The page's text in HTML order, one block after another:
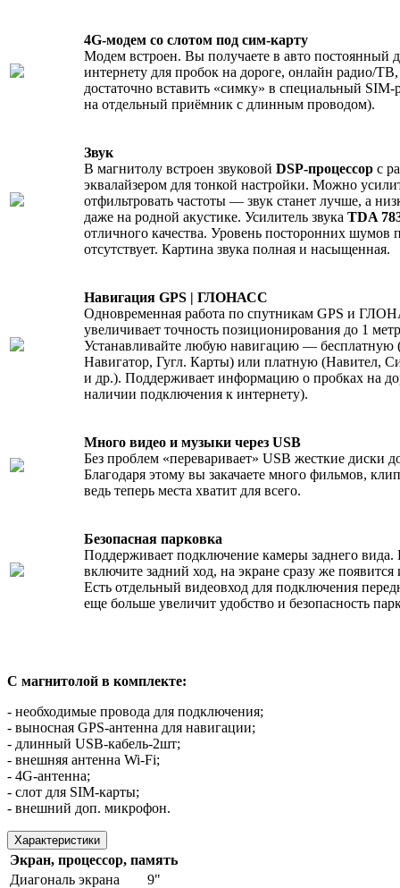
4G-модем со слотом под сим-карту
Модем встроен. Вы получаете в авто постоянный
интернету для пробок на дороге, онлайн радио/
достаточно вставить «симку» в специальный SIM-
на отдельный приёмник с длинным проводом).
Звук
В магнитолу встроен звуковой DSP-процессор с
эквалайзером для тонкой настройки. Можно
отфильтровать частоты — звук станет лучше, а
даже на родной акустике. Усилитель звука TDA
отличного качества. Уровень посторонних шумов
отсутствует. Картина звука полная и насыщенная.
Навигация GPS | ГЛОНАСС
Одновременная работа по спутникам GPS и
увеличивает точность позиционирования до 1
Устанавливайте любую навигацию — бесплатную
Навигатор, Гугл. Карты) или платную (Навител,
и др.). Поддерживает информацию о пробках на
наличии подключения к интернету).
Много видео и музыки через USB
Без проблем «переваривает» USB жесткие диски
Благодаря этому вы закачаете много фильмов,
ведь теперь места хватит для всего.
Безопасная парковка
Поддерживает подключение камеры заднего вида.
включите задний ход, на экране сразу же появится
Есть отдельный видеовход для подключения
еще больше увеличит удобство и безопасность
С магнитолой в комплекте:
- необходимые провода для подключения;
- выносная GPS-антенна для навигации;
- длинный USB-кабель-2шт;
- внешняя антенна Wi-Fi;
- 4G-антенна;
- слот для SIM-карты;
- внешний доп. микрофон.
Характеристики
Экран, процессор, память
Диагональ экрана
9"